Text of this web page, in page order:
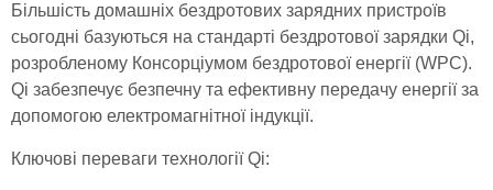
Більшість домашніх бездротових зарядних пристроїв
сьогодні базуються на стандарті бездротової зарядки Qi,
розробленому Консорціумом бездротової енергії (WPC).
Qi забезпечує безпечну та ефективну передачу енергії за
допомогою електромагнітної індукції.
Ключові переваги технології Qi: